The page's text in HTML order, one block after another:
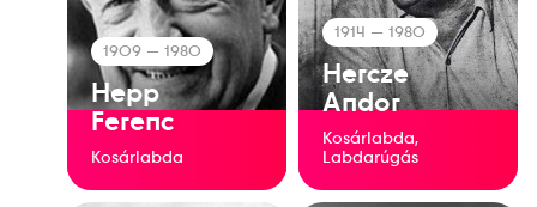
1909 — 1980
Hepp
Ferenc
Kosárlabda
1914 — 1980
Hercze
Andor
Kosárlabda,
Labdarúgás